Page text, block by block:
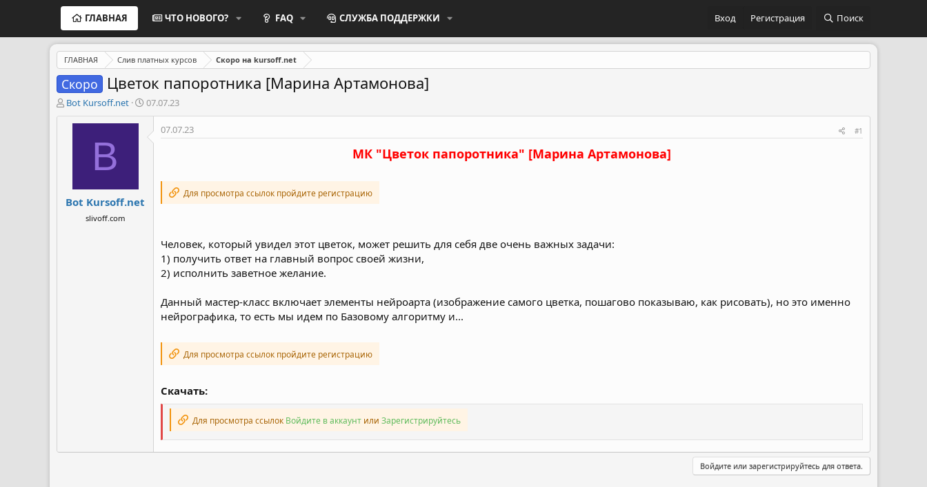
ГЛАВНАЯ ЧТО НОВОГО? FAQ СЛУЖБА ПОДДЕРЖКИ Вход Регистрация Поиск
ГЛАВНАЯ Слив платных курсов Скоро на kursoff.net
Скоро Цветок папоротника [Марина Артамонова]
А
в
ы
Bot Kursoff.net
Д
а
а
07.07.23
B
Bot Kursoff.net
slivoff.com
07.07.23 #1
МК "Цветок папоротника" [Марина Артамонова]
Для просмотра ссылок пройдите регистрацию
Человек, который увидел этот цветок, может решить для себя две очень важных задачи:
1) получить ответ на главный вопрос своей жизни,
2) исполнить заветное желание.
Данный мастер-класс включает элементы нейроарта (изображение самого цветка, пошагово показываю, как рисовать), но это именно
нейрографика, то есть мы идем по Базовому алгоритму и...
Для просмотра ссылок пройдите регистрацию
Скачать:
Для просмотра ссылок Войдите в аккаунт или Зарегистрируйтесь
Войдите или зарегистрируйтесь для ответа.